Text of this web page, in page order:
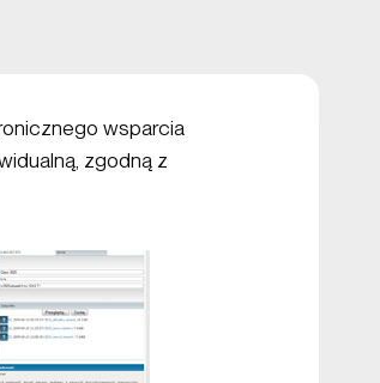
wsparcia
zgodną z